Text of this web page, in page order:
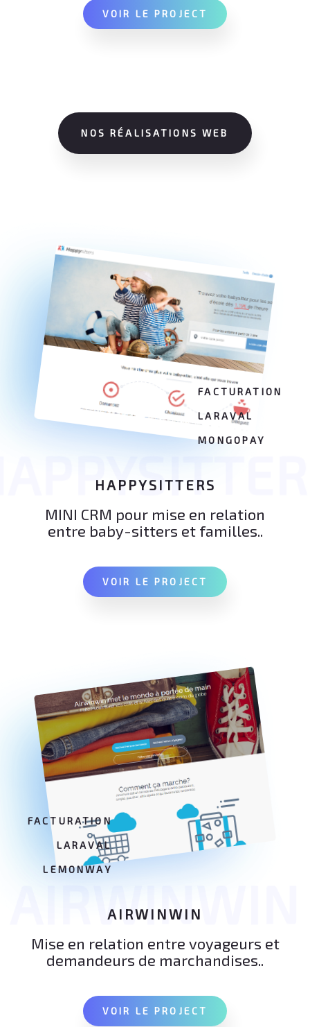
VOIR LE PROJECT
NOS RÉALISATIONS WEB
FACTURATION
LARAVAL
MONGOPAY
HAPPYSITTERS
MINI CRM pour mise en relation
entre baby-sitters et familles..
VOIR LE PROJECT
FACTURATION
LARAVAL
LEMONWAY
AIRWINWIN
AIRWINWIN
Mise en relation entre voyageurs et
demandeurs de marchandises..
VOIR LE PROJECT